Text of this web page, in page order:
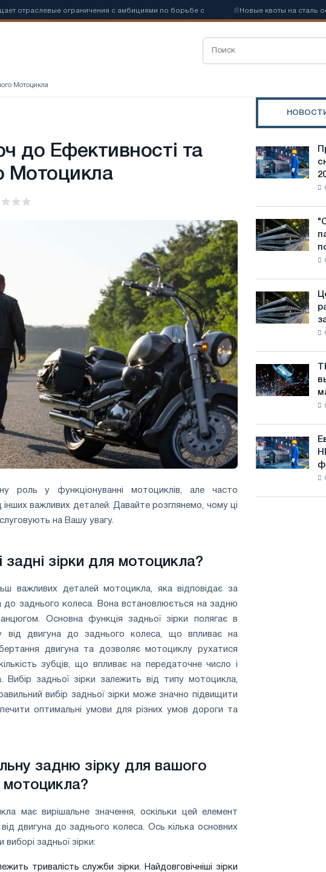
ограничения с амбициями по борьбе с Новые квоты на сталь
Мотоцикла
до Ефективності та
Мотоцикла
роль у функціонуванні мотоциклів, але часто
важливих деталей. Давайте розглянемо, чому ці
на Вашу увагу.
задні зірки для мотоцикла?
важливих деталей мотоцикла, яка відповідає за
до заднього колеса. Вона встановлюється на задню
Основна функція задньої зірки полягає в
від двигуна до заднього колеса, що впливає на
двигуна та дозволяє мотоциклу рухатися
зубців, що впливає на передаточне число і
Вибір задньої зірки залежить від типу мотоцикла,
вибір задньої зірки може значно підвищити
оптимальні умови для різних умов дороги та
задню зірку для вашого
мотоцикла?
має вирішальне значення, оскільки цей елемент
двигуна до заднього колеса. Ось кілька основних
виборі задньої зірки:
тривалість служби зірки. Найдовговічніші зірки
Продажи
автомобилей
в
июле
с
года
"Северсталь"
поддержала
советской
авиации
Великой
Отечественной
войны
Цены
на
катушку
несмотря
на
роста
цен
Tk
accelis
в
режущую
машину
Европейские
цены
на